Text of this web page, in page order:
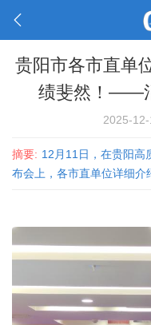
贵阳市各市直单
绩斐然！——
2025-
摘要: 12月11日，在贵阳高
布会上，各市直单位详细介